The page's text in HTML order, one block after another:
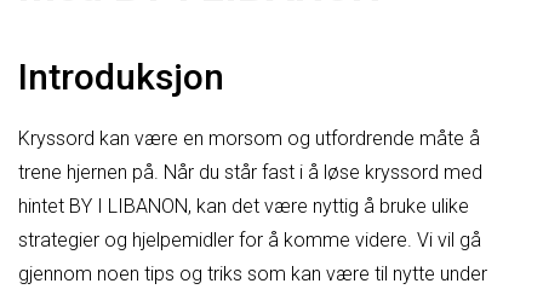
Introduksjon
Kryssord kan være en morsom og utfordrende måte å
trene hjernen på. Når du står fast i å løse kryssord med
hintet BY I LIBANON, kan det være nyttig å bruke ulike
strategier og hjelpemidler for å komme videre. Vi vil gå
gjennom noen tips og triks som kan være til nytte under